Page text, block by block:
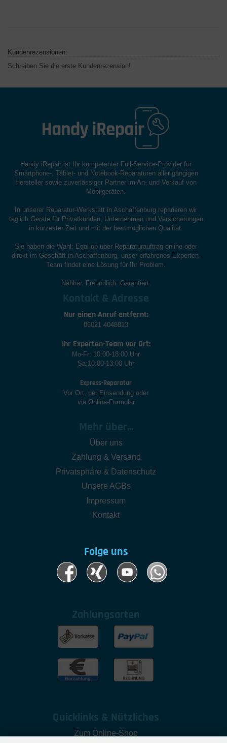
Kundenrezensionen:
Schreiben Sie die erste Kundenrezension!
Handy iRepair ist Ihr kompetenter Full-Service-Provider für
Smartphone-, Tablet- und Notebook-Reparaturen aller gängigen
Hersteller sowie zuverlässiger Partner im An- und Verkauf von
Mobilgeräten.
In unserer Reparatur-Werkstatt in Aschaffenburg reparieren wir
täglich Geräte für Privatkunden, Unternehmen und Versicherungen
in kürzester Zeit und mit der bestmöglichen Qualität.
Sie haben die Wahl: Egal ob über Reparaturauftrag online oder
direkt im Geschäft in Aschaffenburg, unser erfahrenes Experten-
Team findet eine Lösung für Ihr Problem.
Nahbar. Freundlich. Garantiert.
Kontakt & Adresse
Nur einen Anruf entfernt:
06021 4048813
Ihr Experten-Team vor Ort:
Mo-Fr: 10:00-18:00 Uhr
Sa:10:00-13:00 Uhr
Express-Reparatur
Vor Ort, per Einsendung oder
via Online-Formular
Mehr über...
Über uns
Zahlung & Versand
Privatsphäre & Datenschutz
Unsere AGBs
Impressum
Kontakt
Folge uns
Zahlungsarten
Quicklinks & Nützliches
Zum Online-Shop